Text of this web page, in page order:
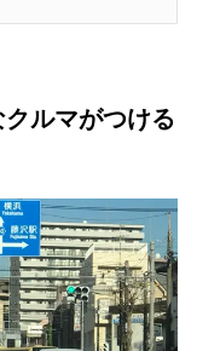
ルマがつける